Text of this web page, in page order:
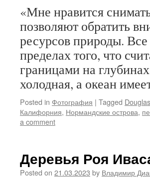
«Мне нравится
позволяют обратить
ресурсов природы.
пределах того, что
границами на
холодная, а океан
Posted in Фотография | Tagged
Калифорния, Нормандские острова,
a comment
Деревья Роя
Posted on 21.03.2023 by Владимир